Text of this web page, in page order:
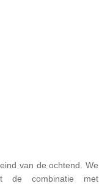
van de ochtend. We
de combinatie met